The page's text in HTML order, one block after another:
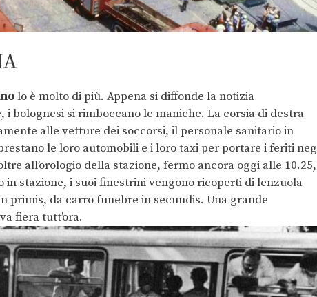
lo è molto di più. Appena si diffonde la notizia
i bolognesi si rimboccano le maniche. La corsia di destra
alle vetture dei soccorsi, il personale sanitario in
le loro automobili e i loro taxi per portare i feriti
all’orologio della stazione, fermo ancora oggi alle 10.25,
in stazione, i suoi finestrini vengono ricoperti di lenzuola
primis, da carro funebre in secundis. Una grande
fiera tutt’ora.